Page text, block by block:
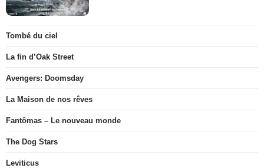
Tombé du ciel
La fin d’Oak Street
Avengers: Doomsday
La Maison de nos rêves
Fantômas – Le nouveau monde
The Dog Stars
Leviticus